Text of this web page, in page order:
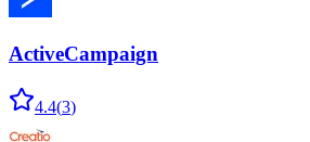
ActiveCampaign
4.4(3)